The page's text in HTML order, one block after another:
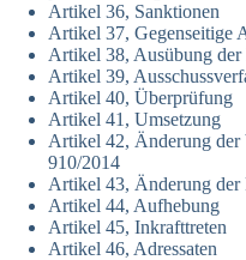
Artikel 36, Sanktionen
Artikel 37, Gegenseitige
Artikel 38, Ausübung
Artikel 39,
Artikel 40, Überprüfung
Artikel 41, Umsetzung
Artikel 42, Änderung
910/2014
Artikel 43, Änderung
Artikel 44, Aufhebung
Artikel 45, Inkrafttreten
Artikel 46, Adressaten